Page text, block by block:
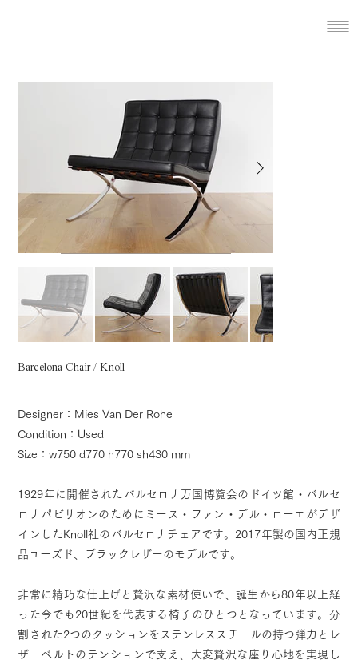
Barcelona Chair / Knoll
Designer：Mies Van Der Rohe
Condition：Used
Size：w750 d770 h770 sh430 mm
1929年に開催されたバルセロナ万国博覧会のドイツ館・バルセ
ロナパビリオンのためにミース・ファン・デル・ローエがデザ
インしたKnoll社のバルセロナチェアです。2017年製の国内正規
品ユーズド、ブラックレザーのモデルです。
非常に精巧な仕上げと贅沢な素材使いで、誕生から80年以上経
った今でも20世紀を代表する椅子のひとつとなっています。分
割された2つのクッションをステンレススチールの持つ弾力とレ
ザーベルトのテンションで支え、大変贅沢な座り心地を実現し